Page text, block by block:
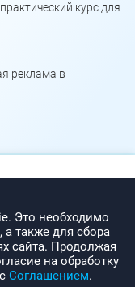
курс для
реклама в
Это необходимо
а также для сбора
сайта. Продолжая
на обработку
Соглашением.